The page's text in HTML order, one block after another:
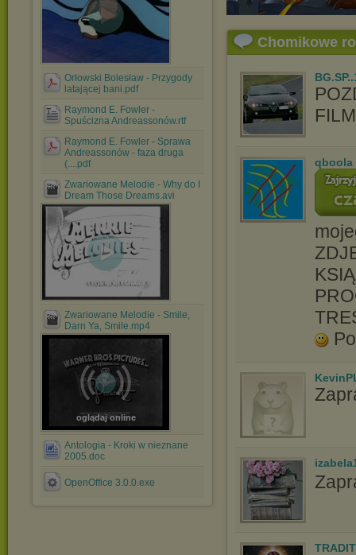
Orłowski Bolesław - Przygody
latającej bani.pdf
Raymond E. Fowler -
Spuścizna Andreassonów.rtf
Raymond E. Fowler - Sprawa
Andreassonów - faza druga
(....pdf
Zwariowane Melodie - Why do I
Dream Those Dreams.avi
Zwariowane Melodie - Smile,
Darn Ya, Smile.mp4
oglądaj online
Antologia - Kroki w nieznane
2005.doc
OpenOffice 3.0.0.exe
Chomikowe
qboola